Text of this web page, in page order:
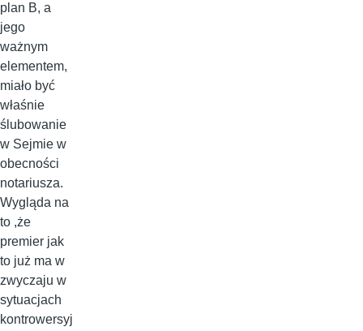
plan B, a
jego
ważnym
elementem,
miało być
właśnie
ślubowanie
w Sejmie w
obecności
notariusza.
Wygląda na
to ,że
premier jak
to już ma w
zwyczaju w
sytuacjach
kontrowersyj